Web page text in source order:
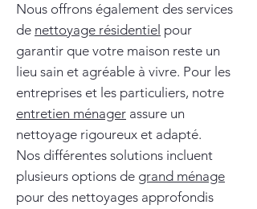
Nous offrons également des services
de nettoyage résidentiel pour
garantir que votre maison reste un
lieu sain et agréable à vivre. Pour les
entreprises et les particuliers, notre
entretien ménager assure un
nettoyage rigoureux et adapté.
Nos différentes solutions incluent
plusieurs options de grand ménage
pour des nettoyages approfondis